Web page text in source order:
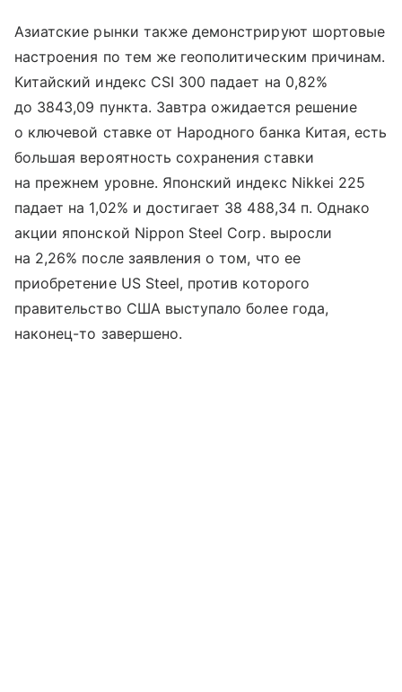
Азиатские рынки также демонстрируют шортовые
настроения по тем же геополитическим причинам.
Китайский индекс CSI 300 падает на 0,82%
до 3843,09 пункта. Завтра ожидается решение
о ключевой ставке от Народного банка Китая, есть
большая вероятность сохранения ставки
на прежнем уровне. Японский индекс Nikkei 225
падает на 1,02% и достигает 38 488,34 п. Однако
акции японской Nippon Steel Corp. выросли
на 2,26% после заявления о том, что ее
приобретение US Steel, против которого
правительство США выступало более года,
наконец-то завершено.